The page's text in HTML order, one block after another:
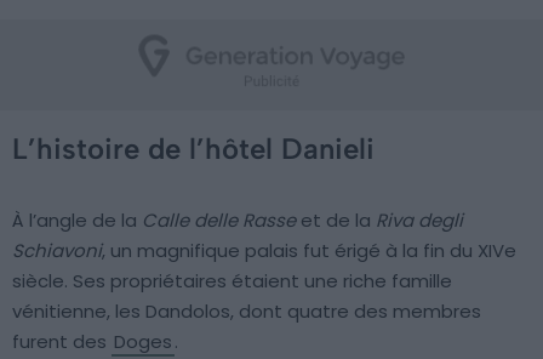
L’histoire de l’hôtel Danieli
À l’angle de la Calle delle Rasseet de la Riva degli
Schiavoni, un magnifique palais fut érigé à la fin du XIVe
siècle. Ses propriétaires étaient une riche famille
vénitienne, les Dandolos, dont quatre des membres
furent des Doges.